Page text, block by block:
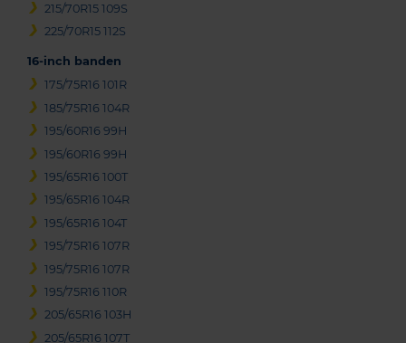
215/70R15 109S
225/70R15 112S
16-inch banden
175/75R16 101R
185/75R16 104R
195/60R16 99H
195/60R16 99H
195/65R16 100T
195/65R16 104R
195/65R16 104T
195/75R16 107R
195/75R16 107R
195/75R16 110R
205/65R16 103H
205/65R16 107T